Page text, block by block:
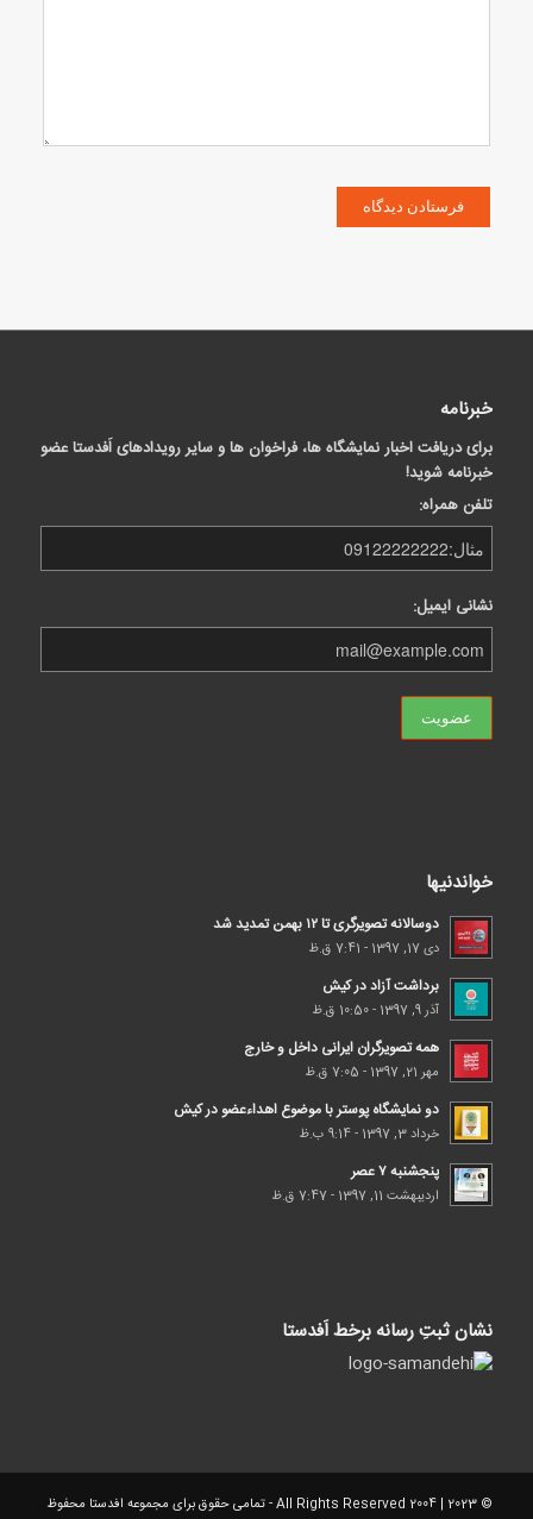
خبرنامه
برای دریافت اخبار نمایشگاه ها، فراخوان ها و سایر رویدادهای اَفدستا عضو
خبرنامه شوید!
تلفن همراه:
نشانی ایمیل:
خواندنیها
دوسالانه تصویرگری تا ۱۲ بهمن تمدید شد
دی 17, 1397 - 7:41 ق.ظ
برداشت آزاد در کیش
آذر 9, 1397 - 10:50 ق.ظ
همه تصویرگران ایرانی داخل و خارج
مهر 21, 1397 - 7:05 ق.ظ
دو نمایشگاه پوستر با موضوع اهداء‌عضو در کیش
خرداد 3, 1397 - 9:14 ب.ظ
پنجشنبه ۷ عصر
اردیبهشت 11, 1397 - 7:47 ق.ظ
نشان ثبتِ رسانه برخط اَفدستا
© 2023 | 2004 All Rights Reserved - تمامی حقوق برای مجموعه افدستا محفوظ